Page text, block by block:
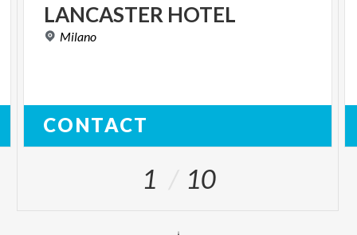
LANCASTER HOTEL
Milano
CONTACT
1 10